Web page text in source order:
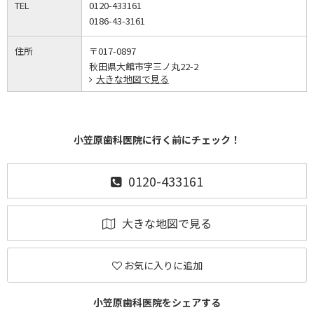
TEL
0120-433161
0186-43-3161
住所
〒017-0897
秋田県大館市字三ノ丸22-2
大きな地図で見る
小笠原歯科医院に行く前にチェック！
0120-433161
大きな地図で見る
お気に入りに追加
小笠原歯科医院をシェアする